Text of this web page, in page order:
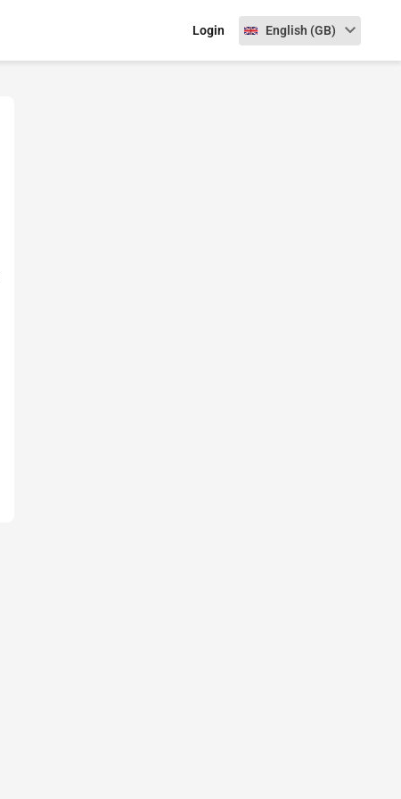
Login Select language
English (GB)